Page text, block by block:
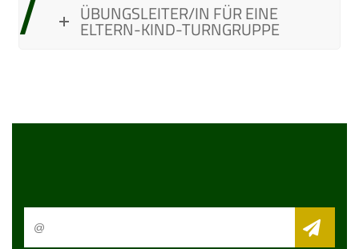
ÜBUNGSLEITER/IN FÜR EINE
ELTERN-KIND-TURNGRUPPE